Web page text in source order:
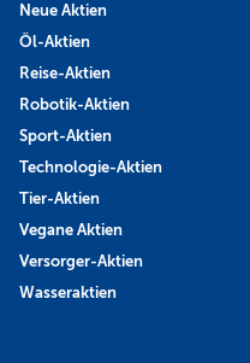
Neue Aktien
Öl-Aktien
Reise-Aktien
Robotik-Aktien
Sport-Aktien
Technologie-Aktien
Tier-Aktien
Vegane Aktien
Versorger-Aktien
Wasseraktien